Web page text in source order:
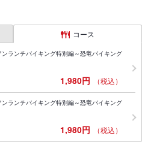
コース
ランチバイキング特別編～恐竜バイキング
1,980円 （税込）
ランチバイキング特別編～恐竜バイキング
1,980円 （税込）